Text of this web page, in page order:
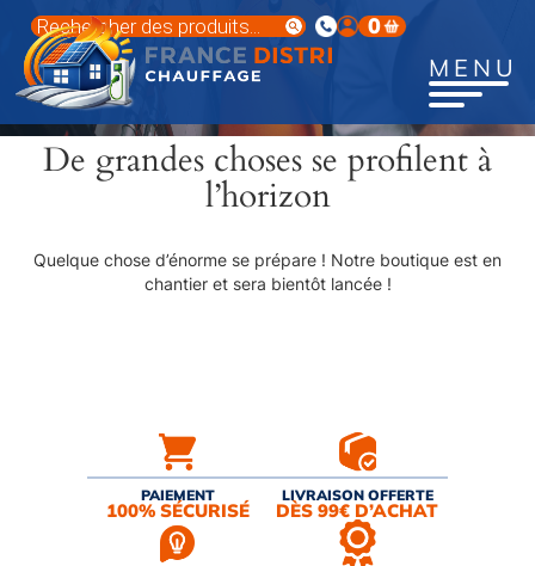
contenu
principal
Recherche
de
produits
0
MENU
De grandes choses se profilent à
l’horizon
Quelque chose d’énorme se prépare ! Notre boutique est en
chantier et sera bientôt lancée !
PAIEMENT
100% SÉCURISÉ
LIVRAISON OFFERTE
DÈS 99€ D’ACHAT